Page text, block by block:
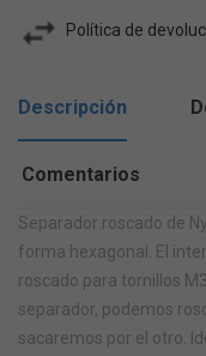
Política de
Descripción
Comentarios
Separador roscado de
forma hexagonal. El
roscado para tornillos
separador, podemos
sacaremos por el otro.